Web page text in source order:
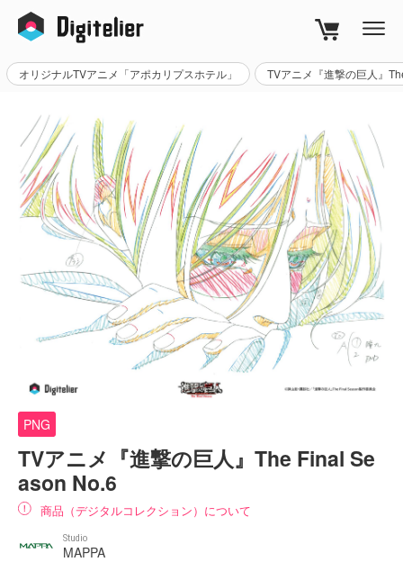
オリジナルTVアニメ「アポカリプスホテル」 TVアニメ『進撃の巨人』
PNG
TVアニメ『進撃の巨人』The Final Se
ason No.6
商品（デジタルコレクション）について
Studio
MAPPA